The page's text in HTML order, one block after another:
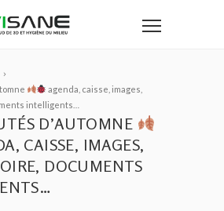
agenda, caisse, images,
intelligents…
D’AUTOMNE
CAISSE, IMAGES,
DOCUMENTS